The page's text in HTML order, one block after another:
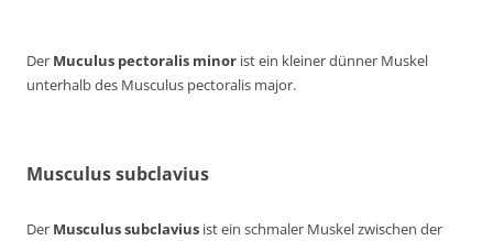
Der Muculus pectoralis minor ist ein kleiner dünner Muskel
unterhalb des Musculus pectoralis major.
Musculus subclavius
Der Musculus subclavius ist ein schmaler Muskel zwischen der